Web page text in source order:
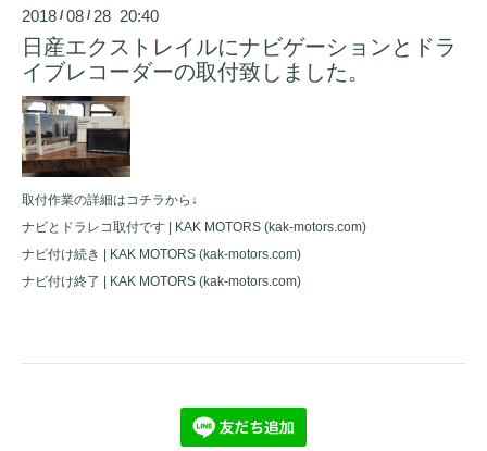
2018 /08 / 28 20:40
日産エクストレイルにナビゲーションとドラ
イブレコーダーの取付致しました。
取付作業の詳細はコチラから↓
ナビとドラレコ取付です | KAK MOTORS (kak-motors.com)
ナビ付け続き | KAK MOTORS (kak-motors.com)
ナビ付け終了 | KAK MOTORS (kak-motors.com)